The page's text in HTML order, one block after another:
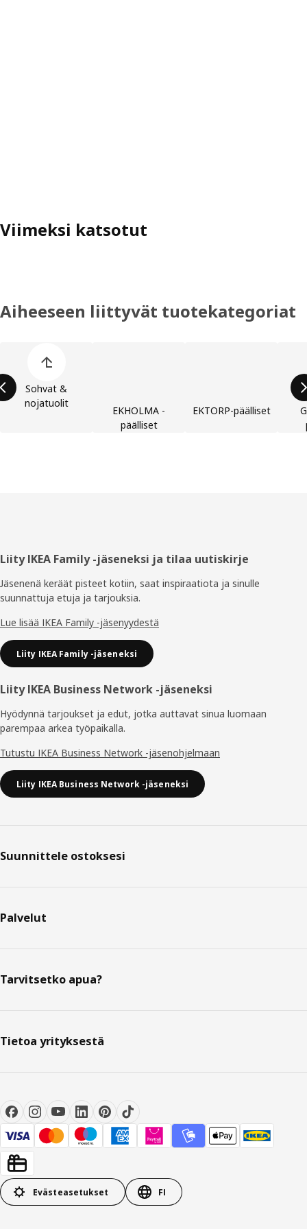
Viimeksi katsotut
Aiheeseen liittyvät tuotekategoriat
Sohvat &
nojatuolit
EKHOLMA -
päälliset
EKTORP-päälliset
Alatunniste
Liity IKEA Family -jäseneksi ja tilaa uutiskirje
Jäsenenä keräät pisteet kotiin, saat inspiraatiota ja sinulle
suunnattuja etuja ja tarjouksia.​
Lue lisää IKEA Family -jäsenyydestä
Liity IKEA Family -jäseneksi
Liity IKEA Business Network -jäseneksi
Hyödynnä tarjoukset ja edut, jotka auttavat sinua luomaan
parempaa arkea työpaikalla.
Tutustu IKEA Business Network -jäsenohjelmaan
Liity IKEA Business Network -jäseneksi
Suunnittele ostoksesi
Palvelut
Tarvitsetko apua?
Tietoa yrityksestä
Evästeasetukset FI